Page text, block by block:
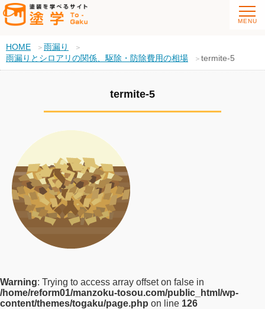
HOME
雨漏り
雨漏りとシロアリの関係、駆除・防除費用の相場
termite-5
termite-5
Warning: Trying to access array offset on false in
/home/reform01/manzoku-tosou.com/public_html/wp-
content/themes/togaku/page.php on line 126